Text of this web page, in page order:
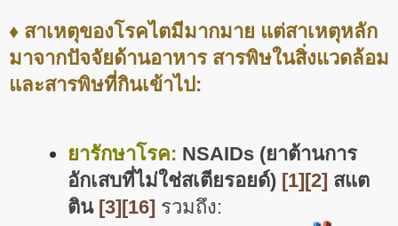
♦ สาเหตุของโรคไตมีมากมาย แต่สาเหตุหลัก
มาจากปัจจัยด้านอาหาร สารพิษในสิ่งแวดล้อม
และสารพิษที่กินเข้าไป:
ยารักษาโรค: NSAIDs (ยาต้านการ
อักเสบที่ไม่ใช่สเตียรอยด์) [1][2] สแต
ติน [3][16] รวมถึง: